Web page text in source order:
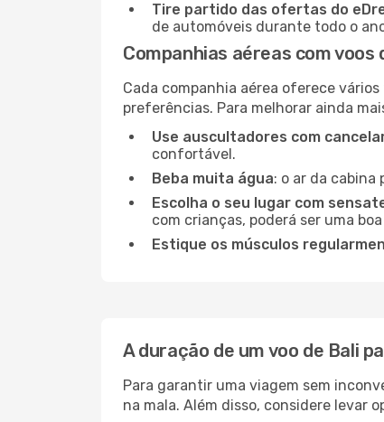
Tire partido das ofertas do
de automóveis durante todo o
Companhias aéreas com voos
Cada companhia aérea oferece
preferências. Para melhorar ainda
Use auscultadores com
confortável.
Beba muita água: o ar da
Escolha o seu lugar com
com crianças, poderá ser uma
Estique os músculos
A duração de um voo de Bali
Para garantir uma viagem sem
na mala. Além disso, considere levar